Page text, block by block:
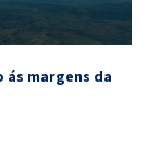
ás margens da